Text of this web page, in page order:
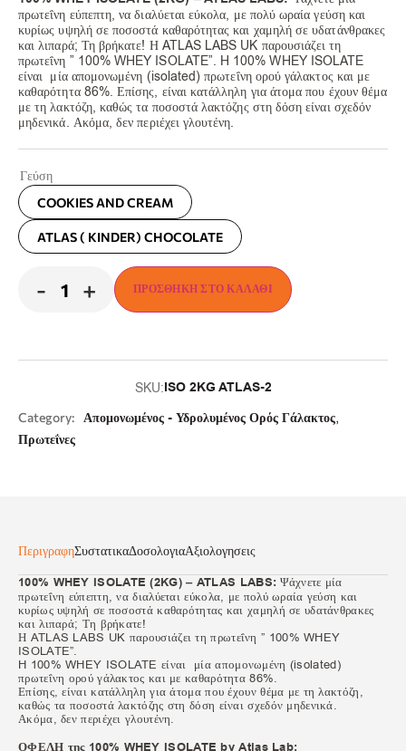
πρωτεΐνη εύπεπτη, να διαλύεται εύκολα, με πολύ ωραία γεύση και
κυρίως υψηλή σε ποσοστά καθαρότητας και χαμηλή σε υδατάνθρακες
και λιπαρά; Τη βρήκατε! Η ATLAS LABS UK παρουσιάζει τη
πρωτεΐνη ” 100% WHEY ISOLATE”. H 100% WHEY ISOLATE
είναι μία απομονωμένη (isolated) πρωτεΐνη ορού γάλακτος και με
καθαρότητα 86%. Επίσης, είναι κατάλληλη για άτομα που έχουν θέμα
με τη λακτόζη, καθώς τα ποσοστά λακτόζης στη δόση είναι σχεδόν
μηδενικά. Ακόμα, δεν περιέχει γλουτένη.
Γεύση
COOKIES AND CREAM
ATLAS ( KINDER) CHOCOLATE
- + ΠΡΟΣΘΉΚΗ ΣΤΟ ΚΑΛΆΘΙ
SKU:ISO 2KG ATLAS-2
Category: Απομονωμένος - Υδρολυμένος Ορός Γάλακτος,
Πρωτεΐνες
ΠεριγραφηΣυστατικαΔοσολογιαΑξιολογησεις
100% WHEY ISOLATE (2KG) – ATLAS LABS:Ψάχνετε μία
πρωτεΐνη εύπεπτη, να διαλύεται εύκολα, με πολύ ωραία γεύση και
κυρίως υψηλή σε ποσοστά καθαρότητας και χαμηλή σε υδατάνθρακες
και λιπαρά; Τη βρήκατε!
Η ATLAS LABS UK παρουσιάζει τη πρωτεΐνη ” 100% WHEY
ISOLATE”.
H 100% WHEY ISOLATE είναι μία απομονωμένη (isolated)
πρωτεΐνη ορού γάλακτος και με καθαρότητα 86%.
Επίσης, είναι κατάλληλη για άτομα που έχουν θέμα με τη λακτόζη,
καθώς τα ποσοστά λακτόζης στη δόση είναι σχεδόν μηδενικά.
Ακόμα, δεν περιέχει γλουτένη.
ΟΦΕΛΗ της 100% WHEY ISOLATE by Atlas Lab: